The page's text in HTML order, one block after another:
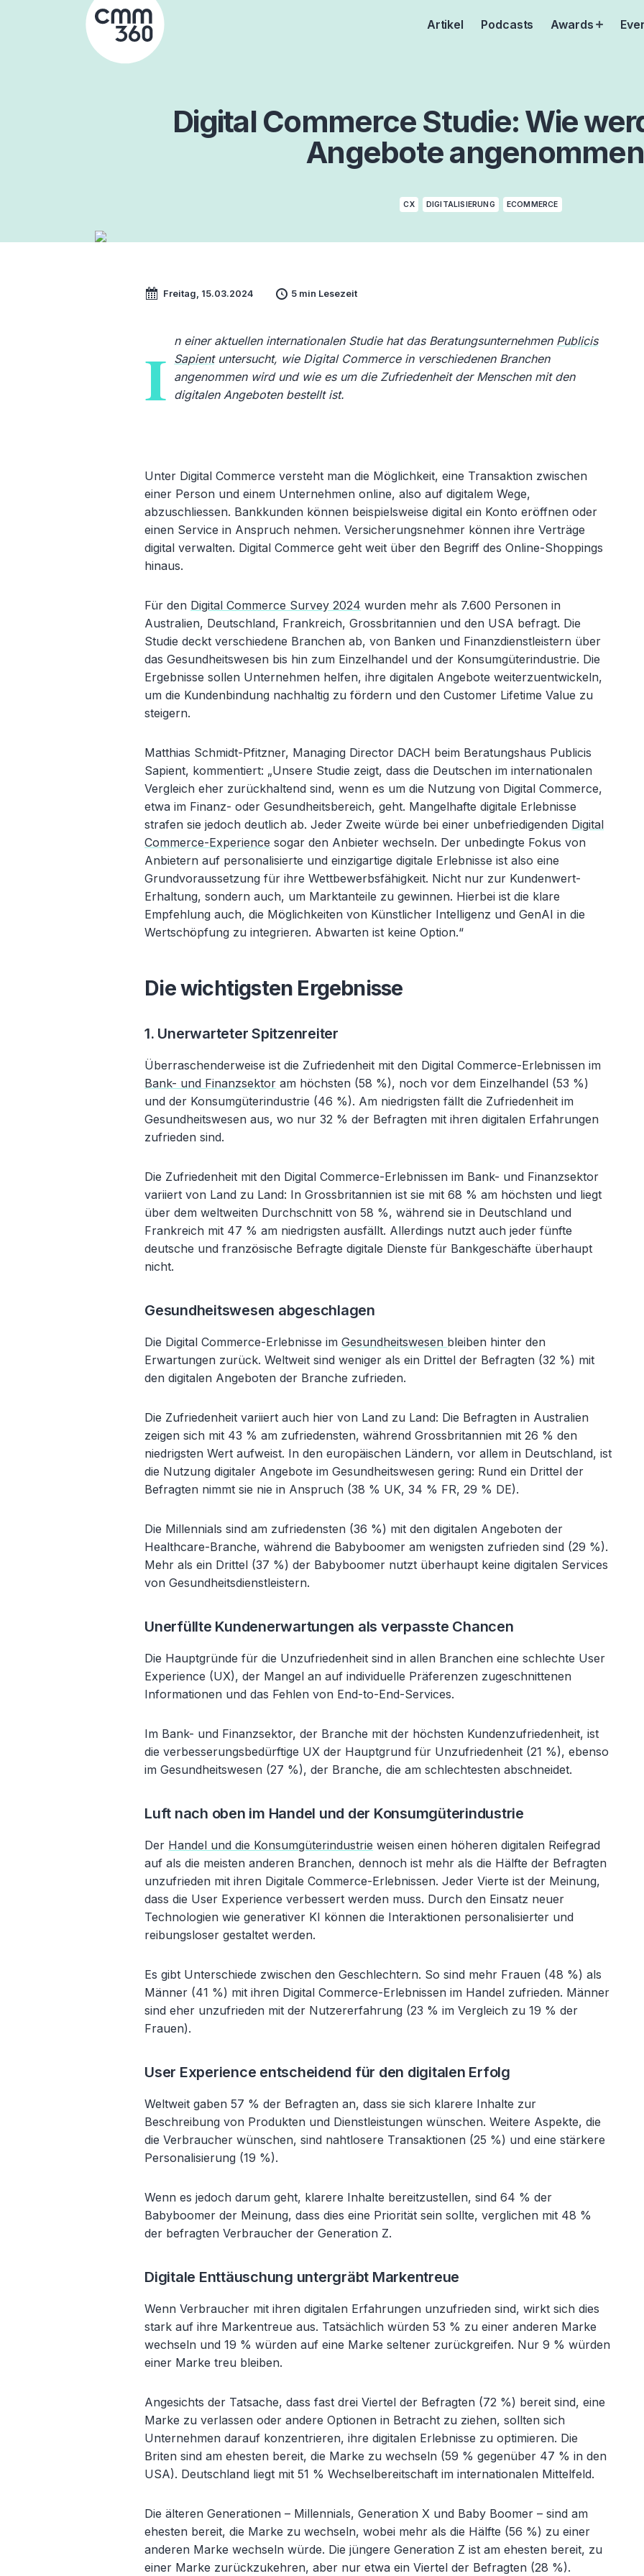
Artikel Podcasts Awards Open
Digital Commerce Studie: Wie
Angebote
CX DIGITALISIERUNG ECOMMERCE
Freitag, 15.03.2024 5 min Lesezeit
I n einer aktuellen internationalen Studie hat das Beratungsunternehmen Publicis
Sapientuntersucht, wie Digital Commerce in verschiedenen Branchen
angenommen wird und wie es um die Zufriedenheit der Menschen mit den
digitalen Angeboten bestellt ist.
Unter Digital Commerce versteht man die Möglichkeit, eine Transaktion zwischen
einer Person und einem Unternehmen online, also auf digitalem Wege,
abzuschliessen. Bankkunden können beispielsweise digital ein Konto eröffnen oder
einen Service in Anspruch nehmen. Versicherungsnehmer können ihre Verträge
digital verwalten. Digital Commerce geht weit über den Begriff des Online-Shoppings
hinaus.
Für den Digital Commerce Survey 2024 wurden mehr als 7.600 Personen in
Australien, Deutschland, Frankreich, Grossbritannien und den USA befragt. Die
Studie deckt verschiedene Branchen ab, von Banken und Finanzdienstleistern über
das Gesundheitswesen bis hin zum Einzelhandel und der Konsumgüterindustrie. Die
Ergebnisse sollen Unternehmen helfen, ihre digitalen Angebote weiterzuentwickeln,
um die Kundenbindung nachhaltig zu fördern und den Customer Lifetime Value zu
steigern.
Matthias Schmidt-Pfitzner, Managing Director DACH beim Beratungshaus Publicis
Sapient, kommentiert: „Unsere Studie zeigt, dass die Deutschen im internationalen
Vergleich eher zurückhaltend sind, wenn es um die Nutzung von Digital Commerce,
etwa im Finanz- oder Gesundheitsbereich, geht. Mangelhafte digitale Erlebnisse
strafen sie jedoch deutlich ab. Jeder Zweite würde bei einer unbefriedigenden Digital
Commerce-Experience sogar den Anbieter wechseln. Der unbedingte Fokus von
Anbietern auf personalisierte und einzigartige digitale Erlebnisse ist also eine
Grundvoraussetzung für ihre Wettbewerbsfähigkeit. Nicht nur zur Kundenwert-
Erhaltung, sondern auch, um Marktanteile zu gewinnen. Hierbei ist die klare
Empfehlung auch, die Möglichkeiten von Künstlicher Intelligenz und GenAI in die
Wertschöpfung zu integrieren. Abwarten ist keine Option.“
Die wichtigsten Ergebnisse
1. Unerwarteter Spitzenreiter
Überraschenderweise ist die Zufriedenheit mit den Digital Commerce-Erlebnissen im
Bank- und Finanzsektor am höchsten (58 %), noch vor dem Einzelhandel (53 %)
und der Konsumgüterindustrie (46 %). Am niedrigsten fällt die Zufriedenheit im
Gesundheitswesen aus, wo nur 32 % der Befragten mit ihren digitalen Erfahrungen
zufrieden sind.
Die Zufriedenheit mit den Digital Commerce-Erlebnissen im Bank- und Finanzsektor
variiert von Land zu Land: In Grossbritannien ist sie mit 68 % am höchsten und liegt
über dem weltweiten Durchschnitt von 58 %, während sie in Deutschland und
Frankreich mit 47 % am niedrigsten ausfällt. Allerdings nutzt auch jeder fünfte
deutsche und französische Befragte digitale Dienste für Bankgeschäfte überhaupt
nicht.
Gesundheitswesen abgeschlagen
Die Digital Commerce-Erlebnisse imGesundheitswesen bleiben hinter den
Erwartungen zurück. Weltweit sind weniger als ein Drittel der Befragten (32 %) mit
den digitalen Angeboten der Branche zufrieden.
Die Zufriedenheit variiert auch hier von Land zu Land: Die Befragten in Australien
zeigen sich mit 43 % am zufriedensten, während Grossbritannien mit 26 % den
niedrigsten Wert aufweist. In den europäischen Ländern, vor allem in Deutschland, ist
die Nutzung digitaler Angebote im Gesundheitswesen gering: Rund ein Drittel der
Befragten nimmt sie nie in Anspruch (38 % UK, 34 % FR, 29 % DE).
Die Millennials sind am zufriedensten (36 %) mit den digitalen Angeboten der
Healthcare-Branche, während die Babyboomer am wenigsten zufrieden sind (29 %).
Mehr als ein Drittel (37 %) der Babyboomer nutzt überhaupt keine digitalen Services
von Gesundheitsdienstleistern.
Unerfüllte Kundenerwartungen als verpasste Chancen
Die Hauptgründe für die Unzufriedenheit sind in allen Branchen eine schlechte User
Experience (UX), der Mangel an auf individuelle Präferenzen zugeschnittenen
Informationen und das Fehlen von End-to-End-Services.
Im Bank- und Finanzsektor, der Branche mit der höchsten Kundenzufriedenheit, ist
die verbesserungsbedürftige UX der Hauptgrund für Unzufriedenheit (21 %), ebenso
im Gesundheitswesen (27 %), der Branche, die am schlechtesten abschneidet.
Luft nach oben im Handel und der Konsumgüterindustrie
Der Handel und die Konsumgüterindustrie weisen einen höheren digitalen Reifegrad
auf als die meisten anderen Branchen, dennoch ist mehr als die Hälfte der Befragten
unzufrieden mit ihren Digitale Commerce-Erlebnissen. Jeder Vierte ist der Meinung,
dass die User Experience verbessert werden muss. Durch den Einsatz neuer
Technologien wie generativer KI können die Interaktionen personalisierter und
reibungsloser gestaltet werden.
Es gibt Unterschiede zwischen den Geschlechtern. So sind mehr Frauen (48 %) als
Männer (41 %) mit ihren Digital Commerce-Erlebnissen im Handel zufrieden. Männer
sind eher unzufrieden mit der Nutzererfahrung (23 % im Vergleich zu 19 % der
Frauen).
User Experience entscheidend für den digitalen Erfolg
Weltweit gaben 57 % der Befragten an, dass sie sich klarere Inhalte zur
Beschreibung von Produkten und Dienstleistungen wünschen. Weitere Aspekte, die
die Verbraucher wünschen, sind nahtlosere Transaktionen (25 %) und eine stärkere
Personalisierung (19 %).
Wenn es jedoch darum geht, klarere Inhalte bereitzustellen, sind 64 % der
Babyboomer der Meinung, dass dies eine Priorität sein sollte, verglichen mit 48 %
der befragten Verbraucher der Generation Z.
Digitale Enttäuschung untergräbt Markentreue
Wenn Verbraucher mit ihren digitalen Erfahrungen unzufrieden sind, wirkt sich dies
stark auf ihre Markentreue aus. Tatsächlich würden 53 % zu einer anderen Marke
wechseln und 19 % würden auf eine Marke seltener zurückgreifen. Nur 9 % würden
einer Marke treu bleiben.
Angesichts der Tatsache, dass fast drei Viertel der Befragten (72 %) bereit sind, eine
Marke zu verlassen oder andere Optionen in Betracht zu ziehen, sollten sich
Unternehmen darauf konzentrieren, ihre digitalen Erlebnisse zu optimieren. Die
Briten sind am ehesten bereit, die Marke zu wechseln (59 % gegenüber 47 % in den
USA). Deutschland liegt mit 51 % Wechselbereitschaft im internationalen Mittelfeld.
Die älteren Generationen – Millennials, Generation X und Baby Boomer – sind am
ehesten bereit, die Marke zu wechseln, wobei mehr als die Hälfte (56 %) zu einer
anderen Marke wechseln würde. Die jüngere Generation Z ist am ehesten bereit, zu
einer Marke zurückzukehren, aber nur etwa ein Viertel der Befragten (28 %).